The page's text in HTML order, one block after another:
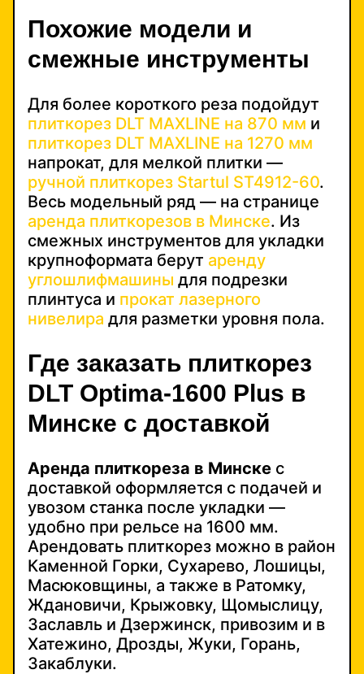
Похожие модели и
смежные инструменты
Для более короткого реза подойдут
плиткорез DLT MAXLINE на 870 мм и
плиткорез DLT MAXLINE на 1270 мм
напрокат, для мелкой плитки —
ручной плиткорез Startul ST4912-60.
Весь модельный ряд — на странице
аренда плиткорезов в Минске. Из
смежных инструментов для укладки
крупноформата берут аренду
углошлифмашины для подрезки
плинтуса и прокат лазерного
нивелира для разметки уровня пола.
Где заказать плиткорез
DLT Optima-1600 Plus в
Минске с доставкой
Аренда плиткореза в Минске с
доставкой оформляется с подачей и
увозом станка после укладки —
удобно при рельсе на 1600 мм.
Арендовать плиткорез можно в район
Каменной Горки, Сухарево, Лошицы,
Масюковщины, а также в Ратомку,
Ждановичи, Крыжовку, Щомыслицу,
Заславль и Дзержинск, привозим и в
Хатежино, Дрозды, Жуки, Горань,
Закаблуки.